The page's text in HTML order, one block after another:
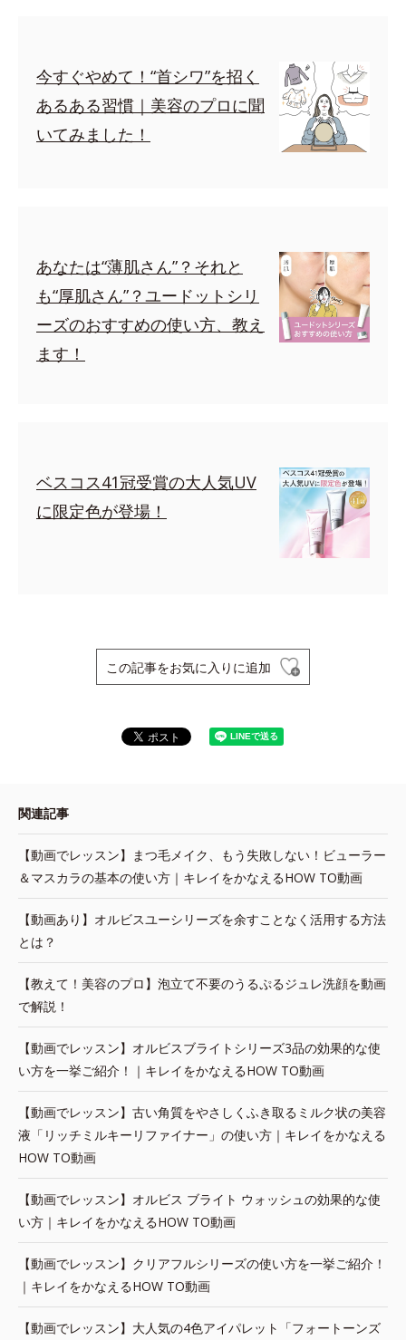
今すぐやめて！“首シワ”を招く
あるある習慣｜美容のプロに聞
いてみました！
あなたは“薄肌さん”？それと
も“厚肌さん”？ユードットシリ
ーズのおすすめの使い方、教え
ます！
ベスコス41冠受賞の大人気UV
に限定色が登場！
この記事をお気に入りに追加
関連記事
【動画でレッスン】まつ毛メイク、もう失敗しない！ビューラー
＆マスカラの基本の使い方｜キレイをかなえるHOW TO動画
【動画あり】オルビスユーシリーズを余すことなく活用する方法
とは？
【教えて！美容のプロ】泡立て不要のうるぷるジュレ洗顔を動画
で解説！
【動画でレッスン】オルビスブライトシリーズ3品の効果的な使
い方を一挙ご紹介！｜キレイをかなえるHOW TO動画
【動画でレッスン】古い角質をやさしくふき取るミルク状の美容
液「リッチミルキーリファイナー」の使い方｜キレイをかなえる
HOW TO動画
【動画でレッスン】オルビス ブライト ウォッシュの効果的な使
い方｜キレイをかなえるHOW TO動画
【動画でレッスン】クリアフルシリーズの使い方を一挙ご紹介！
｜キレイをかなえるHOW TO動画
【動画でレッスン】大人気の4色アイパレット「フォートーンズ